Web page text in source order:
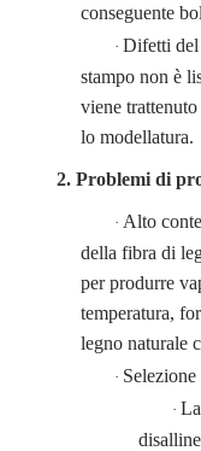
conseguente
· Difetti del
stampo non è
viene
lo modellatura.
2. Problemi di
· Alto
della fibra di
per produrre
temperatura,
legno naturale
·
·